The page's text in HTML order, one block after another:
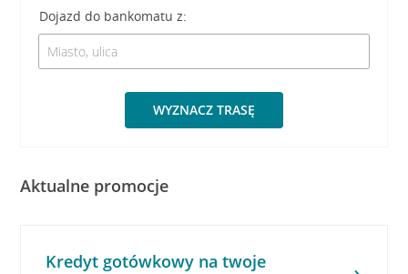
Dojazd do bankomatu z:
WYZNACZ TRASĘ
Aktualne promocje
Kredyt gotówkowy na twoje